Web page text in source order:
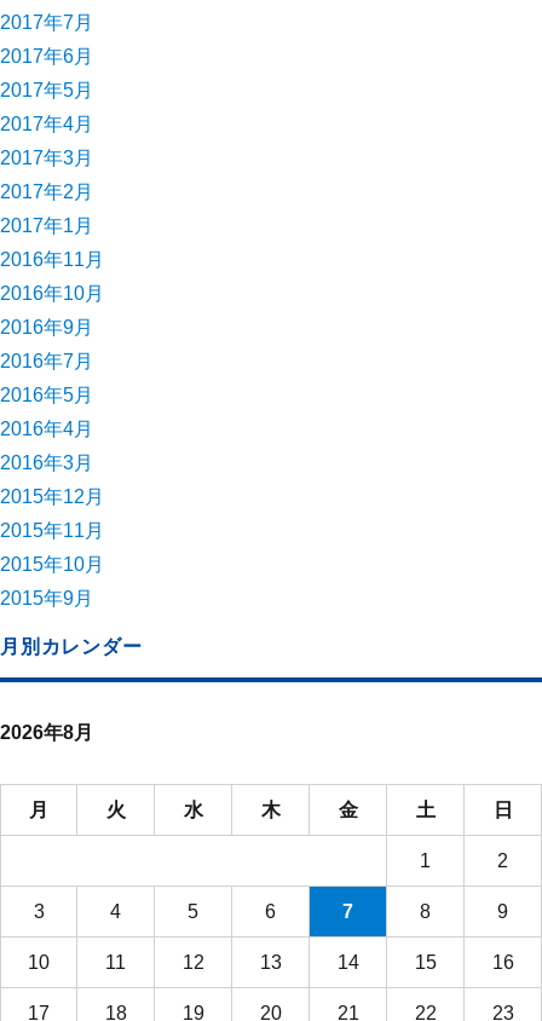
2017年7月
2017年6月
2017年5月
2017年4月
2017年3月
2017年2月
2017年1月
2016年11月
2016年10月
2016年9月
2016年7月
2016年5月
2016年4月
2016年3月
2015年12月
2015年11月
2015年10月
2015年9月
月別カレンダー
2026年8月
月 火 水 木 金 土 日
1 2
3 4 5 6 7 8 9
10 11 12 13 14 15 16
17 18 19 20 21 22 23